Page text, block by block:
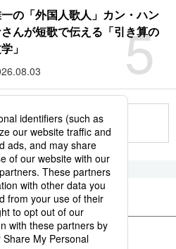
5
の「外国人歌人」カン・ハン
んが短歌で伝える「引き算の
」
と見る
通信ニュース 観光